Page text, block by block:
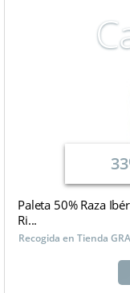
Paleta 50% Raza
Ri...
Recogida en Tienda